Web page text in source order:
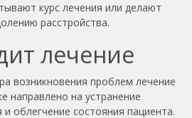
курс лечения или делают
расстройства.
лечение
возникновения проблем лечение
направлено на устранение
облегчение состояния пациента.